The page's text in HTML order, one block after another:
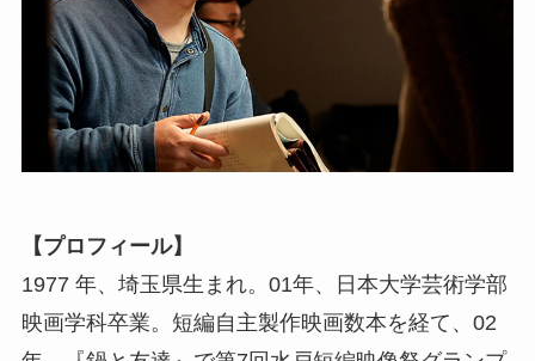
【プロフィール】
1977 年、埼玉県生まれ。01年、日本大学芸術学部
映画学科卒業。短編自主製作映画数本を経て、02